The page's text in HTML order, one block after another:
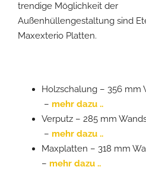
trendige Möglichkeit der
Außenhüllengestaltung sind
Maxexterio Platten.
Holzschalung – 356 mm
– mehr dazu ..
Verputz – 285 mm
– mehr dazu ..
Maxplatten – 318 mm
– mehr dazu ..